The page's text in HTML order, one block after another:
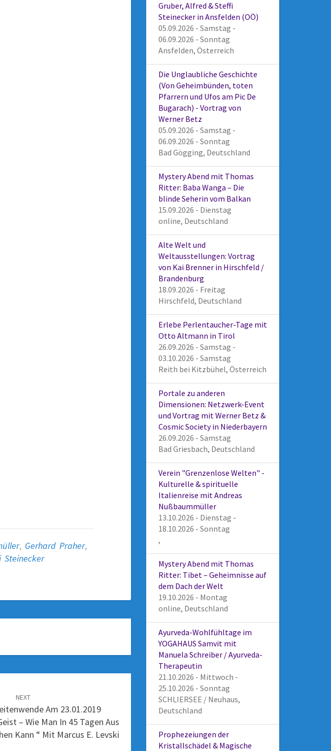
, Gerhard Praher,
Steinecker
NEXT
Am 23.01.2019
– Wie Man In 45 Tagen Aus
Kann “ Mit Marcus E. Levski
Gruber, Alfred & Steffi
Steinecker in Ansfelden (OÖ)
05.09.2026 - Samstag -
06.09.2026 - Sonntag
Ansfelden, Österreich
Die Unglaubliche Geschichte
(Von Geheimbünden, toten
Pfarrern und Ufos am Pic De
Bugarach) - Vortrag von
Werner Betz
05.09.2026 - Samstag -
06.09.2026 - Sonntag
Bad Gögging, Deutschland
Mystery Abend mit Thomas
Ritter: Baba Wanga – Die
blinde Seherin vom Balkan
15.09.2026 - Dienstag
online, Deutschland
Alte Welt und
Weltausstellungen: Vortrag
von Kai Brenner in Hirschfeld /
Brandenburg
18.09.2026 - Freitag
Hirschfeld, Deutschland
Erlebe Perlentaucher-Tage mit
Otto Altmann in Tirol
26.09.2026 - Samstag -
03.10.2026 - Samstag
Reith bei Kitzbühel, Österreich
Portale zu anderen
Dimensionen: Netzwerk-Event
und Vortrag mit Werner Betz &
Cosmic Society in Niederbayern
26.09.2026 - Samstag
Bad Griesbach, Deutschland
Verein "Grenzenlose Welten" -
Kulturelle & spirituelle
Italienreise mit Andreas
Nußbaummüller
13.10.2026 - Dienstag -
18.10.2026 - Sonntag
,
Mystery Abend mit Thomas
Ritter: Tibet – Geheimnisse auf
dem Dach der Welt
19.10.2026 - Montag
online, Deutschland
Ayurveda-Wohlfühltage im
YOGAHAUS Samvit mit
Manuela Schreiber / Ayurveda-
Therapeutin
21.10.2026 - Mittwoch -
25.10.2026 - Sonntag
SCHLIERSEE / Neuhaus,
Deutschland
Prophezeiungen der
Kristallschädel & Magische